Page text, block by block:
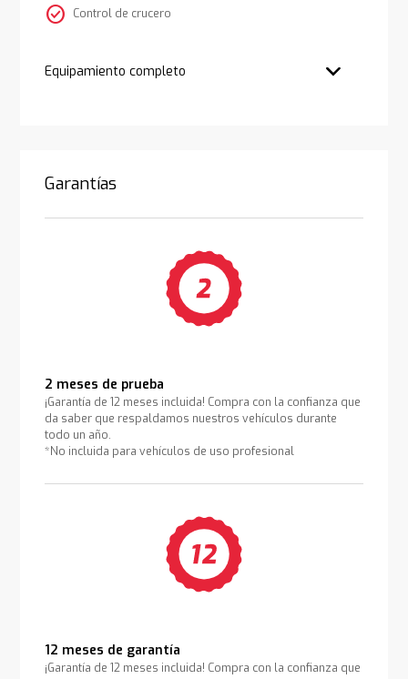
check_circle Control de crucero
Equipamiento completo
Garantías
2 meses de prueba
¡Garantía de 12 meses incluida! Compra con la confianza que
da saber que respaldamos nuestros vehículos durante
todo un año.
*No incluida para vehículos de uso profesional
12 meses de garantía
¡Garantía de 12 meses incluida! Compra con la confianza que